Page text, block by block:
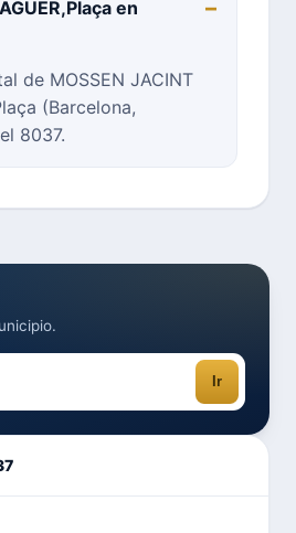
en
de MOSSEN JACINT
(Barcelona,
8037.
Ir